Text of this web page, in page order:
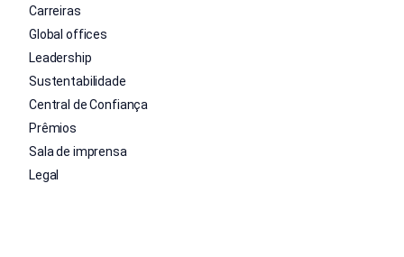
Carreiras
Global offices
Leadership
Sustentabilidade
Central de Confiança
Prêmios
Sala de imprensa
Legal